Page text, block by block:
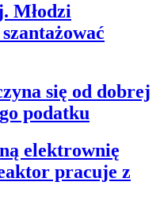
Młodzi
się od dobrej
podatku
elektrownię
pracuje z